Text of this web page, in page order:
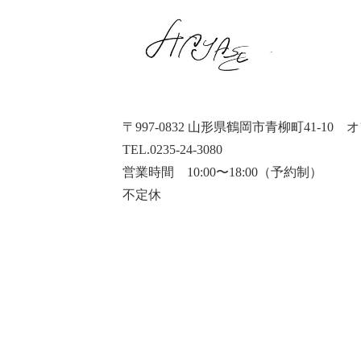
〒997-0832 山形県鶴岡市青柳町41-10
TEL.0235-24-3080
営業時間 10:00〜18:00（予約制）
不定休